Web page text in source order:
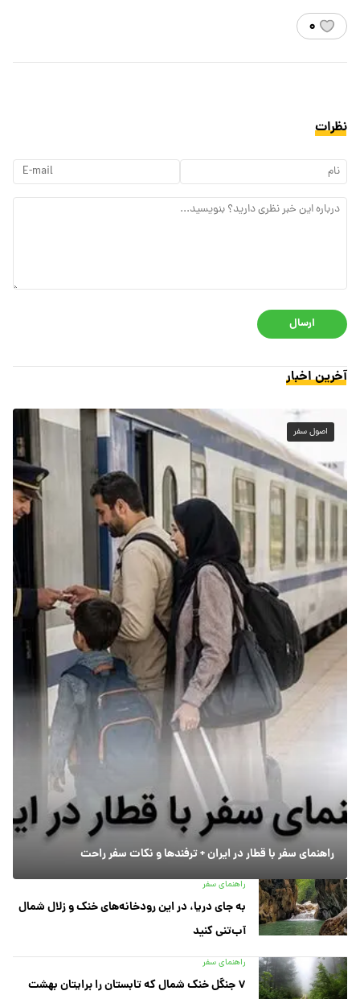
۰
نظرات
ارسال
آخرین اخبار
اصول سفر
راهنمای سفر با قطار در ایران + ترفندها و نکات سفر راحت
راهنمای سفر
به جای دریا، در این رودخانه‌های خنک و زلال شمال
آب‌تنی کنید
راهنمای سفر
۷ جنگل خنک شمال که تابستان را برایتان بهشت